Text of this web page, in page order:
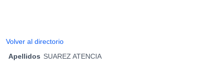
Volver al directorio
Apellidos SUAREZ ATENCIA